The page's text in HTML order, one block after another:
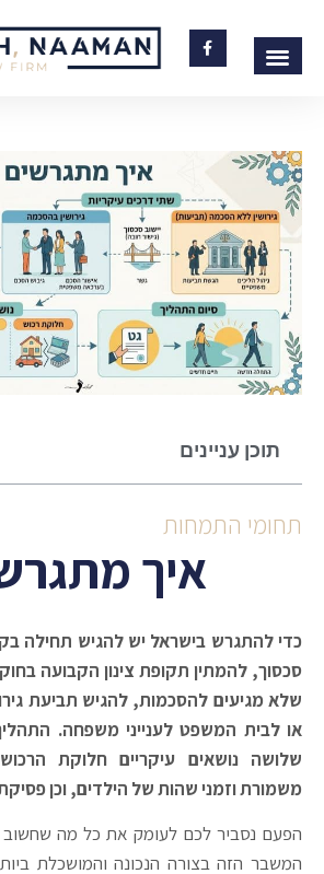
תחומי התמחות
איך
כדי להתגרש בישראל יש להגיש תחילה
סכסוך, להמתין תקופת צינון הקבועה
שלא מגיעים להסכמות, להגיש תביעת
או לבית המשפט לענייני משפחה.
שלושה נושאים עיקריים חלוקת
משמורת וזמני שהות של הילדים, וכן
הפעם נסביר לכם לעומק את כל מה
המשבר הזה בצורה הנכונה והמושכלת
תוכן עניינים